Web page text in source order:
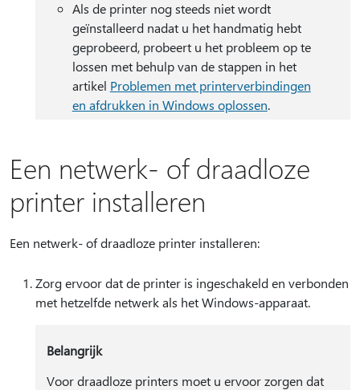
Als de printer nog steeds niet wordt
geïnstalleerd nadat u het handmatig hebt
geprobeerd, probeert u het probleem op te
lossen met behulp van de stappen in het
artikel Problemen met printerverbindingen
en afdrukken in Windows oplossen.
Een netwerk- of draadloze
printer installeren
Een netwerk- of draadloze printer installeren:
Zorg ervoor dat de printer is ingeschakeld en verbonden
met hetzelfde netwerk als het Windows-apparaat.
Belangrijk
Voor draadloze printers moet u ervoor zorgen dat